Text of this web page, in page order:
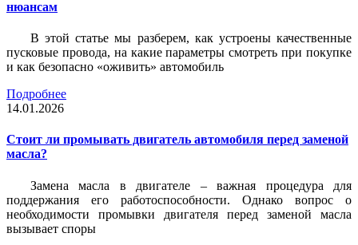
нюансам
В этой статье мы разберем, как устроены качественные
пусковые провода, на какие параметры смотреть при покупке
и как безопасно «оживить» автомобиль
Подробнее
14.01.2026
Стоит ли промывать двигатель автомобиля перед заменой
масла?
Замена масла в двигателе – важная процедура для
поддержания его работоспособности. Однако вопрос о
необходимости промывки двигателя перед заменой масла
вызывает споры